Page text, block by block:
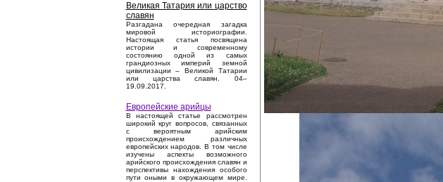
Великая Татария или царство
славян
Разгадана очередная загадка
мировой историографии.
Настоящая статья посвящена
истории и современному
состоянию одной из самых
грандиозных империй земной
цивилизации – Великой Татарии
или царства славян. 04–
19.09.2017.
Европейские арийцы
В настоящей статье рассмотрен
широкий круг вопросов, связанных
с вероятным арийским
происхождением различных
европейских народов. В том числе
изучены аспекты возможного
арийского происхождения славян и
перспективы нахождения особого
пути оными в окружающем мире.